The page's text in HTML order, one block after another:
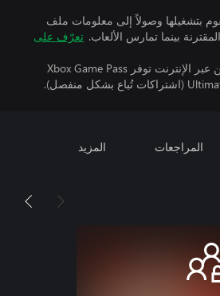
بتشغيلها وصولاً إلى معلومات ملف
تعرّف على
تتطلب اللعبة متعددة اللاعبين عبر الإنترنت توفر Xbox Game Pass
المراجعات المزيد